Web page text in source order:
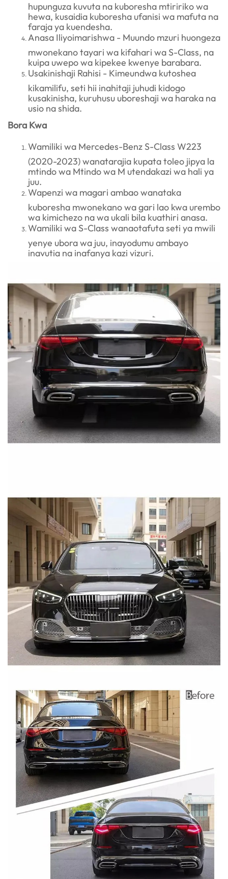
hupunguza kuvuta na kuboresha mtiririko wa
hewa, kusaidia kuboresha ufanisi wa mafuta na
faraja ya kuendesha.
Anasa Iliyoimarishwa - Muundo mzuri huongeza
mwonekano tayari wa kifahari wa S-Class, na
kuipa uwepo wa kipekee kwenye barabara.
Usakinishaji Rahisi - Kimeundwa kutoshea
kikamilifu, seti hii inahitaji juhudi kidogo
kusakinisha, kuruhusu uboreshaji wa haraka na
usio na shida.
Bora Kwa
Wamiliki wa Mercedes-Benz S-Class W223
(2020-2023) wanatarajia kupata toleo jipya la
mtindo wa Mtindo wa M utendakazi wa hali ya
juu.
Wapenzi wa magari ambao wanataka
kuboresha mwonekano wa gari lao kwa urembo
wa kimichezo na wa ukali bila kuathiri anasa.
Wamiliki wa S-Class wanaotafuta seti ya mwili
yenye ubora wa juu, inayodumu ambayo
inavutia na inafanya kazi vizuri.